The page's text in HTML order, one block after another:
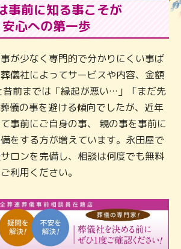
事前に知る事こそが
安心への第一歩
が少なく専門的で分かりにくい事ば
儀社によってサービスや内容、金額
昔前までは「縁起が悪い…」「まだ先
儀の事を避ける傾向でしたが、近年
事前にご自身の事、 親の事を事前に
をする方が増えています。永田屋で
ロンを完備し、相談は何度でも無料
利用ください。